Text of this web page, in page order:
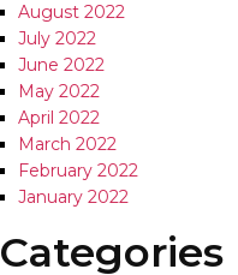
August 2022
July 2022
June 2022
May 2022
April 2022
March 2022
February 2022
January 2022
Categories